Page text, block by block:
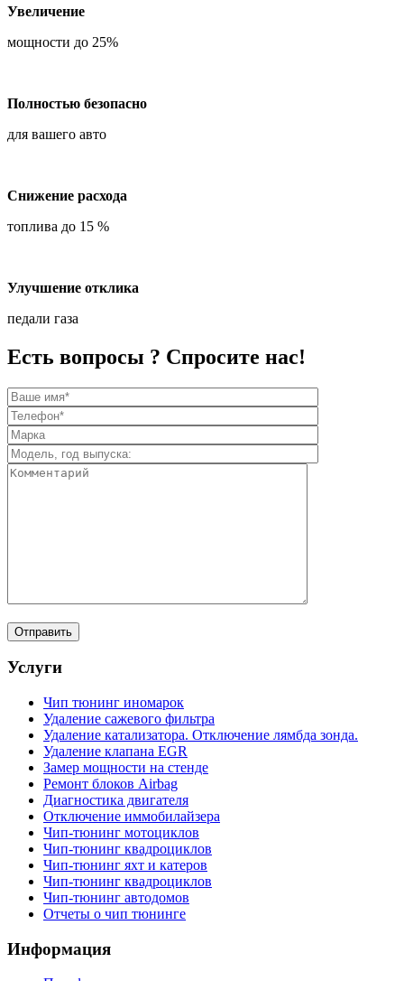
Увеличение
мощности до 25%
Полностью безопасно
для вашего авто
Снижение расхода
топлива до 15 %
Улучшение отклика
педали газа
Есть вопросы ? Спросите нас!
Услуги
Чип тюнинг иномарок
Удаление сажевого фильтра
Удаление катализатора. Отключение лямбда зонда.
Удаление клапана EGR
Замер мощности на стенде
Ремонт блоков Airbag
Диагностика двигателя
Отключение иммобилайзера
Чип-тюнинг мотоциклов
Чип-тюнинг квадроциклов
Чип-тюнинг яхт и катеров
Чип-тюнинг квадроциклов
Чип-тюнинг автодомов
Отчеты о чип тюнинге
Информация